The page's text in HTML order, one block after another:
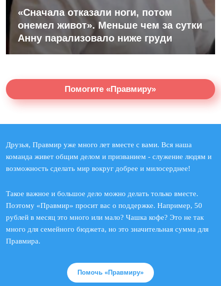
«Сначала отказали ноги, потом
онемел живот». Меньше чем за сутки
Анну парализовало ниже груди
Помогите «Правмиру»
Друзья, Правмир уже много лет вместе с вами. Вся наша
команда живет общим делом и призванием - служение людям и
возможность сделать мир вокруг добрее и милосерднее!
Такое важное и большое дело можно делать только вместе.
Поэтому «Правмир» просит вас о поддержке. Например, 50
рублей в месяц это много или мало? Чашка кофе? Это не так
много для семейного бюджета, но это значительная сумма для
Правмира.
Помочь «Правмиру»